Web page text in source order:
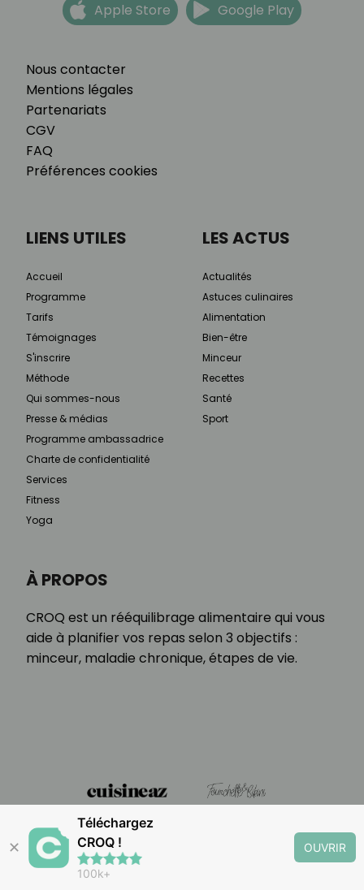
Nous contacter
Mentions légales
Partenariats
CGV
FAQ
Préférences cookies
Apple Store Google Play
À PROPOS
CROQ est un rééquilibrage alimentaire qui vous
aide à planifier vos repas selon 3 objectifs :
minceur, maladie chronique, étapes de vie.
LIENS UTILES
Accueil
Programme
Tarifs
Témoignages
S'inscrire
Méthode
Qui sommes-nous
Presse & médias
Programme ambassadrice
Charte de confidentialité
Services
Fitness
Yoga
LES ACTUS
Actualités
Astuces culinaires
Alimentation
Bien-être
Minceur
Recettes
Santé
Sport
✕
Téléchargez
CROQ !
100k+
OUVRIR